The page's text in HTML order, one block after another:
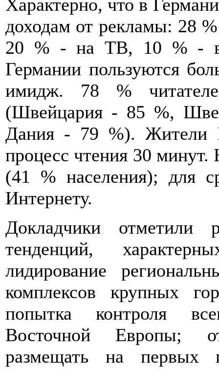
Характерно, что в
доходам от рекламы: 28
20 % - на ТВ, 10 % - в
Германии пользуются
имидж. 78 %
(Швейцария - 85 %,
Дания - 79 %). Жители
процесс чтения 30
(41 % населения); для
Интернету.
Докладчики отметили
тенденций,
лидирование
комплексов крупных
попытка контроля
Восточной Европы;
размещать на первых